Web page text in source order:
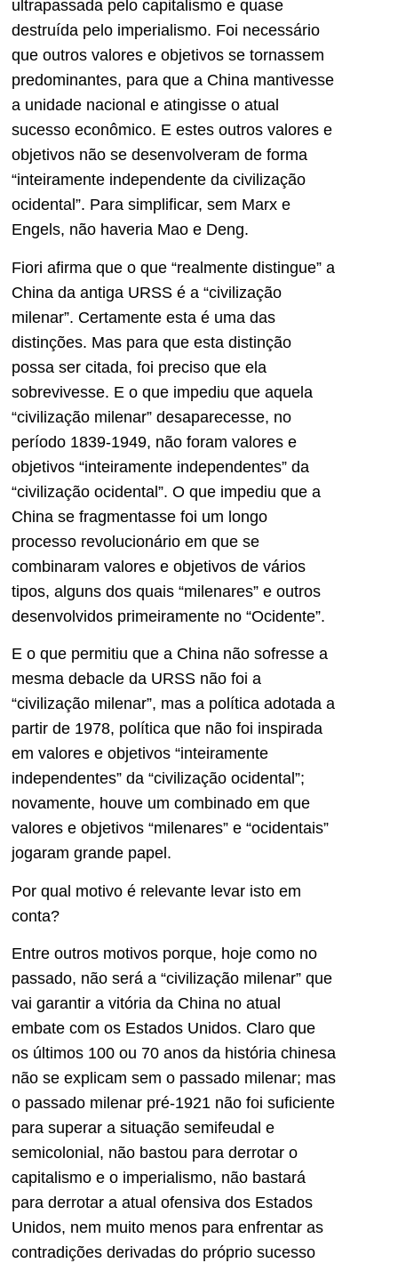
ultrapassada pelo capitalismo e quase
destruída pelo imperialismo. Foi necessário
que outros valores e objetivos se tornassem
predominantes, para que a China mantivesse
a unidade nacional e atingisse o atual
sucesso econômico. E estes outros valores e
objetivos não se desenvolveram de forma
“inteiramente independente da civilização
ocidental”. Para simplificar, sem Marx e
Engels, não haveria Mao e Deng.
Fiori afirma que o que “realmente distingue” a
China da antiga URSS é a “civilização
milenar”. Certamente esta é uma das
distinções. Mas para que esta distinção
possa ser citada, foi preciso que ela
sobrevivesse. E o que impediu que aquela
“civilização milenar” desaparecesse, no
período 1839-1949, não foram valores e
objetivos “inteiramente independentes” da
“civilização ocidental”. O que impediu que a
China se fragmentasse foi um longo
processo revolucionário em que se
combinaram valores e objetivos de vários
tipos, alguns dos quais “milenares” e outros
desenvolvidos primeiramente no “Ocidente”.
E o que permitiu que a China não sofresse a
mesma debacle da URSS não foi a
“civilização milenar”, mas a política adotada a
partir de 1978, política que não foi inspirada
em valores e objetivos “inteiramente
independentes” da “civilização ocidental”;
novamente, houve um combinado em que
valores e objetivos “milenares” e “ocidentais”
jogaram grande papel.
Por qual motivo é relevante levar isto em
conta?
Entre outros motivos porque, hoje como no
passado, não será a “civilização milenar” que
vai garantir a vitória da China no atual
embate com os Estados Unidos. Claro que
os últimos 100 ou 70 anos da história chinesa
não se explicam sem o passado milenar; mas
o passado milenar pré-1921 não foi suficiente
para superar a situação semifeudal e
semicolonial, não bastou para derrotar o
capitalismo e o imperialismo, não bastará
para derrotar a atual ofensiva dos Estados
Unidos, nem muito menos para enfrentar as
contradições derivadas do próprio sucesso